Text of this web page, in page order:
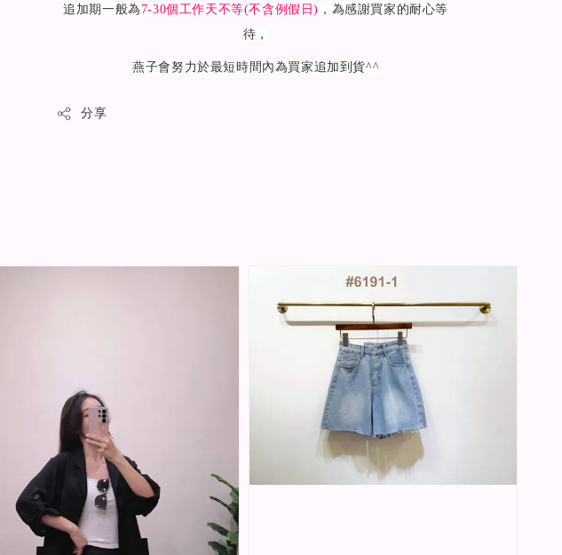
追加期一般為 7-30個工作天不等(不含例假日) ，為感謝買家的耐心等
待，
燕子會努力於最短時間內為買家追加到貨^^
分享